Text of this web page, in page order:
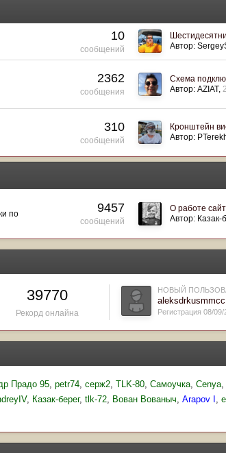
10
сообщений
Автор:
2362
сообщения
Схема
Автор: AZIAT
310
сообщений
Кронштейн
Автор:
по
9457
сообщений
О работе
Автор: Казак-
39770
Рекорд онлайна
НОВЫЙ
aleksdrkusmmcc
Регистрация 08/
Прадо 95 petr74 серж2 TLK-80 Самоучка Cenya
Казак-берег tlk-72 Вован Вованыч Arapov I